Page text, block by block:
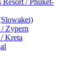
Zypern
Kreta